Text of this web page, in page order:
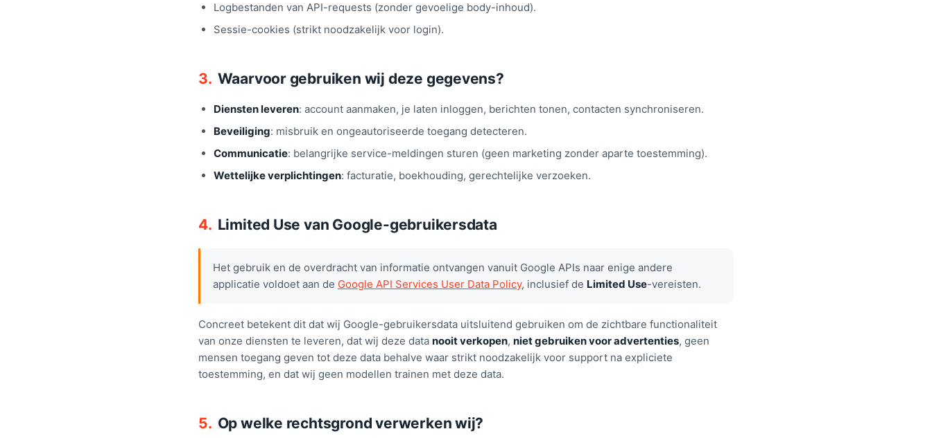
Logbestanden van API-requests (zonder gevoelige body-inhoud).
Sessie-cookies (strikt noodzakelijk voor login).
3. Waarvoor gebruiken wij deze gegevens?
Diensten leveren: account aanmaken, je laten inloggen, berichten tonen, contacten synchroniseren.
Beveiliging: misbruik en ongeautoriseerde toegang detecteren.
Communicatie: belangrijke service-meldingen sturen (geen marketing zonder aparte toestemming).
Wettelijke verplichtingen: facturatie, boekhouding, gerechtelijke verzoeken.
4. Limited Use van Google-gebruikersdata
Het gebruik en de overdracht van informatie ontvangen vanuit Google APIs naar enige andere
applicatie voldoet aan de Google API Services User Data Policy, inclusief de Limited Use-vereisten.
Concreet betekent dit dat wij Google-gebruikersdata uitsluitend gebruiken om de zichtbare functionaliteit
van onze diensten te leveren, dat wij deze data nooit verkopen, niet gebruiken voor advertenties, geen
mensen toegang geven tot deze data behalve waar strikt noodzakelijk voor support na expliciete
toestemming, en dat wij geen modellen trainen met deze data.
5. Op welke rechtsgrond verwerken wij?